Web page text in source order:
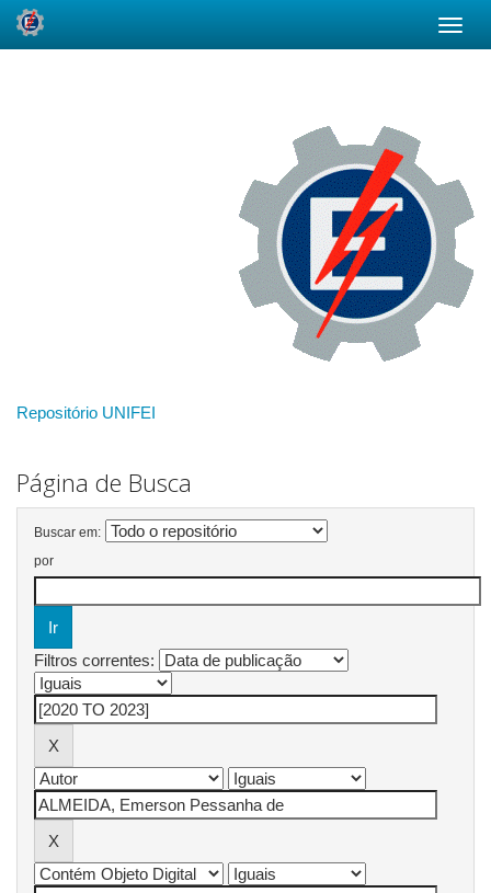
Repositório UNIFEI
Página de Busca
Buscar em:
por
Filtros correntes: